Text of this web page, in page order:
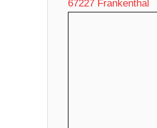
67227 Frankenthal